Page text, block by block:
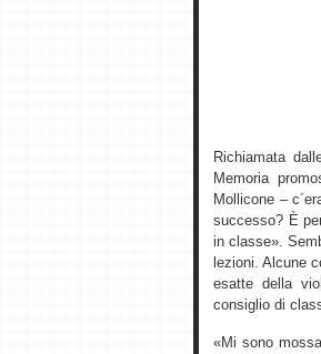
Richiamata
Memoria
Mollicone –
successo? È
in classe».
lezioni. Alcune
esatte della
consiglio di
«Mi sono